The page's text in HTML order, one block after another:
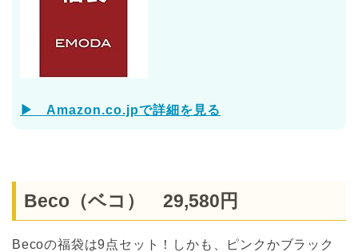
▶ Amazon.co.jpで詳細を見る
Beco（ベコ） 29,580円
Becoの福袋は9点セット！しかも、ピンクかブラック